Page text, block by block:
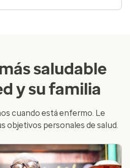
saludable
y su familia
cuando está enfermo. Le
objetivos personales de salud.